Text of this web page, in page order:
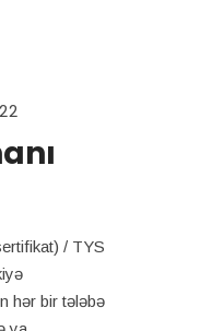
/ TYS
hər bir tələbə